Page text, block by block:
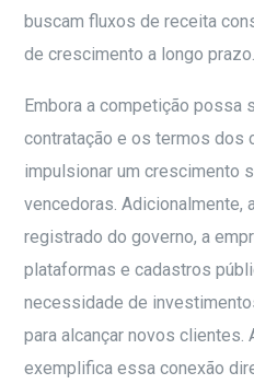
buscam fluxos de receita
de crescimento a longo prazo.
Embora a competição possa
contratação e os termos dos
impulsionar um crescimento
vencedoras. Adicionalmente,
registrado do governo, a
plataformas e cadastros
necessidade de
para alcançar novos clientes.
exemplifica essa conexão